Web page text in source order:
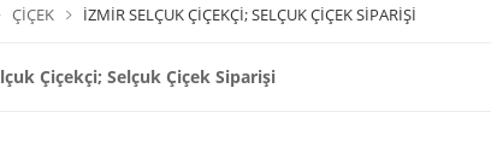
ÇIÇEK İZMIR SELÇUK ÇIÇEKÇI; SELÇUK ÇIÇEK SIPARIŞI
Çiçekçi; Selçuk Çiçek Siparişi